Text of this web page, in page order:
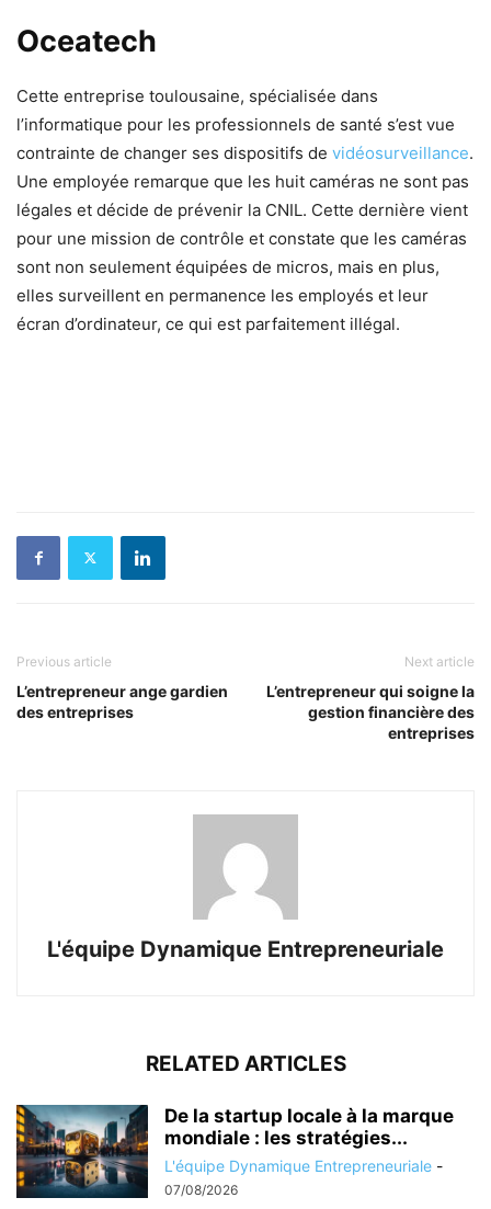
Oceatech
Cette entreprise toulousaine, spécialisée dans
l’informatique pour les professionnels de santé s’est vue
contrainte de changer ses dispositifs de vidéosurveillance.
Une employée remarque que les huit caméras ne sont pas
légales et décide de prévenir la CNIL. Cette dernière vient
pour une mission de contrôle et constate que les caméras
sont non seulement équipées de micros, mais en plus,
elles surveillent en permanence les employés et leur
écran d’ordinateur, ce qui est parfaitement illégal.
Previous article
L’entrepreneur ange gardien
des entreprises
Next article
L’entrepreneur qui soigne la
gestion financière des
entreprises
L'équipe Dynamique Entrepreneuriale
RELATED ARTICLES
De la startup locale à la marque
mondiale : les stratégies...
L'équipe Dynamique Entrepreneuriale -
07/08/2026